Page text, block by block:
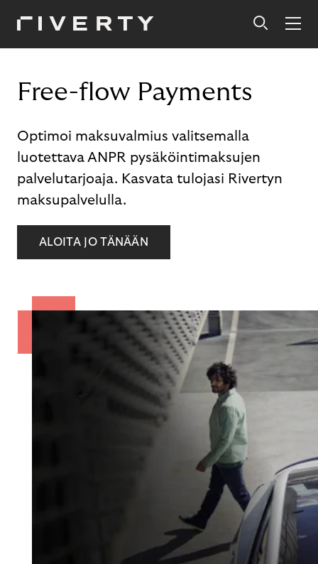
Free-flow Payments
Optimoi maksuvalmius valitsemalla
luotettava ANPR pysäköintimaksujen
palvelutarjoaja. Kasvata tulojasi Rivertyn
maksupalvelulla.
ALOITA JO TÄNÄÄN